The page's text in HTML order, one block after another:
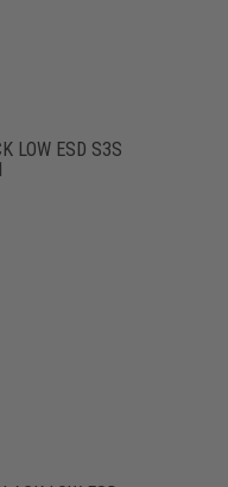
LOW ESD S3S